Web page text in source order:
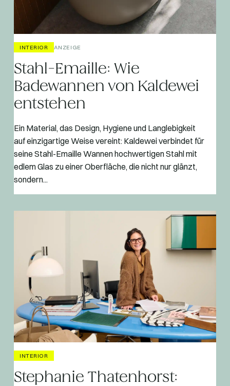
INTERIOR ANZEIGE
Stahl-Emaille: Wie
Badewannen von Kaldewei
entstehen
Ein Material, das Design, Hygiene und Langlebigkeit
auf einzigartige Weise vereint: Kaldewei verbindet für
seine Stahl-Emaille Wannen hochwertigen Stahl mit
edlem Glas zu einer Oberfläche, die nicht nur glänzt,
sondern...
INTERIOR
Stephanie Thatenhorst: